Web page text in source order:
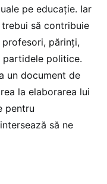
pe educație. Iar
să contribuie
părinți,
partidele politice.
un document de
la elaborarea lui
pentru
să ne